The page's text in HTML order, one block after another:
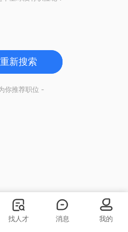
重新搜索
你推荐职位 -
找人才 消息 我的